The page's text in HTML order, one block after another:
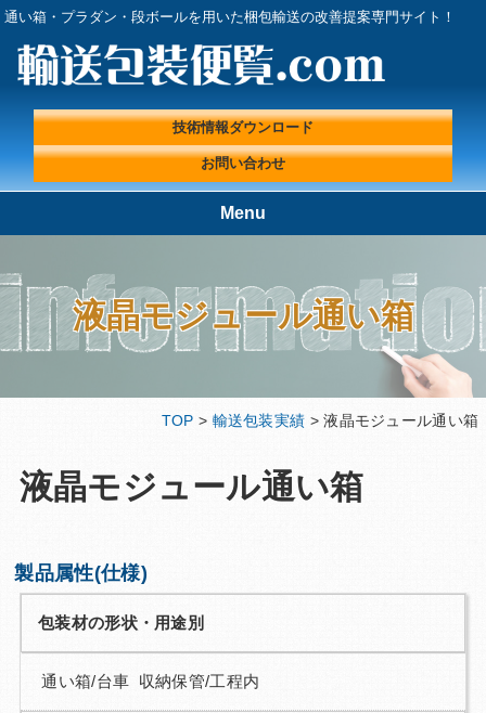
通い箱・プラダン・段ボールを用いた梱包輸送の改善提案専門サイト！
技術情報ダウンロード
お問い合わせ
Menu
輸送包装実績
輸送包装プロフェッショナルに
よる『輸送包装・梱包 改善ラ
輸送包装便覧の取扱製品 輸送包装エンジニアコラム
プライバシーポリシー 会社概要
液晶モジュール通い箱
TOP > 輸送包装実績 > 液晶モジュール通い箱
液晶モジュール通い箱
製品属性(仕様)
包装材の形状・用途別
通い箱/台車 収納保管/工程内